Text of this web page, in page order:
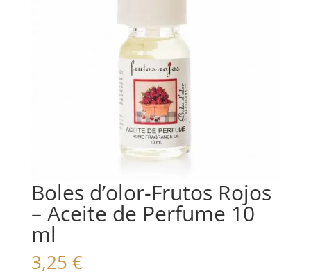
Boles d’olor-Frutos Rojos
– Aceite de Perfume 10
ml
3,25 €